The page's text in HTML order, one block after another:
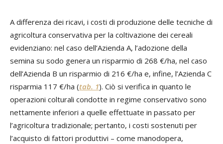
A differenza dei ricavi, i costi di produzione delle tecniche di
agricoltura conservativa per la coltivazione dei cereali
evidenziano: nel caso dell’Azienda A, l’adozione della
semina su sodo genera un risparmio di 268 €/ha, nel caso
dell’Azienda B un risparmio di 216 €/ha e, infine, l’Azienda C
risparmia 117 €/ha (tab. 1). Ciò si verifica in quanto le
operazioni colturali condotte in regime conservativo sono
nettamente inferiori a quelle effettuate in passato per
l’agricoltura tradizionale; pertanto, i costi sostenuti per
l’acquisto di fattori produttivi – come manodopera,